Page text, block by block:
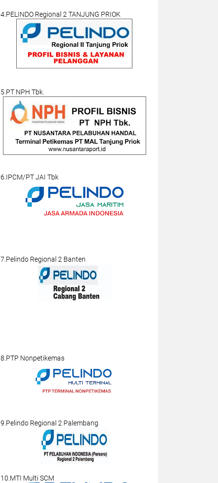
4.PELINDO Regional 2 TANJUNG PRIOK
5.PT NPH Tbk.
6.IPCM/PT JAI Tbk
7.Pelindo Regional 2 Banten
8.PTP Nonpetikemas
9.Pelindo Regional 2 Palembang
10.MTI Multi SCM